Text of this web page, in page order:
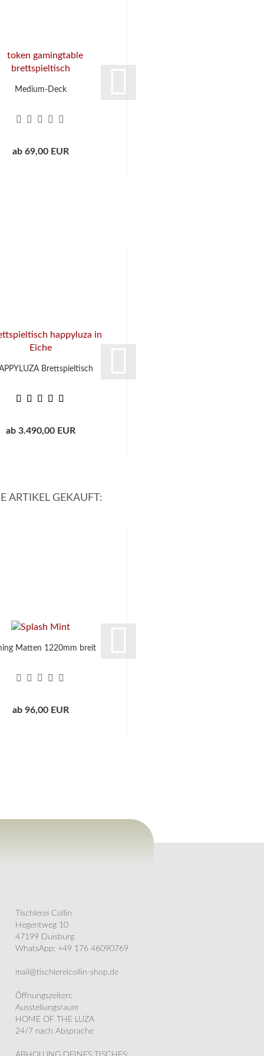
Medium-Deck
ab 69,00 EUR
Brettspieltisch
ab 3.490,00 EUR
ARTIKEL GEKAUFT:
Matten 1220mm breit
ab 96,00 EUR
Tischlerei Collin
Hegentweg 10
47199 Duisburg
WhatsApp: +49 176 46090769
mail@tischlereicollin-shop.de
Öffnungszeiten:
Ausstellungsraum
HOME OF THE LUZA
24/7 nach Absprache